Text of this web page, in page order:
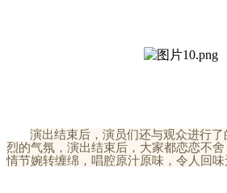
演出结束后，演员们还与观众进行
烈的气氛，演出结束后，大家都恋恋不
情节婉转缠绵，唱腔原汁原味，令人回味